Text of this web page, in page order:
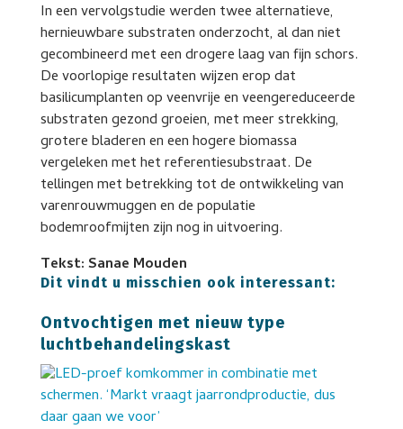
In een vervolgstudie werden twee alternatieve,
hernieuwbare substraten onderzocht, al dan niet
gecombineerd met een drogere laag van fijn schors.
De voorlopige resultaten wijzen erop dat
basilicumplanten op veenvrije en veengereduceerde
substraten gezond groeien, met meer strekking,
grotere bladeren en een hogere biomassa
vergeleken met het referentiesubstraat. De
tellingen met betrekking tot de ontwikkeling van
varenrouwmuggen en de populatie
bodemroofmijten zijn nog in uitvoering.
Tekst: Sanae Mouden
Dit vindt u misschien ook interessant:
Ontvochtigen met nieuw type
luchtbehandelingskast